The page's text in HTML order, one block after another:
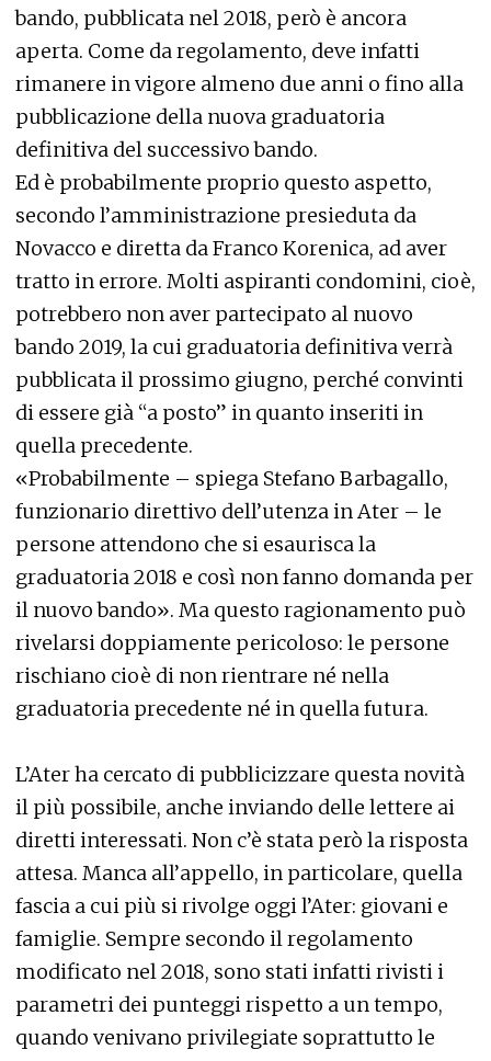
bando, pubblicata nel 2018, però è ancora
aperta. Come da regolamento, deve infatti
rimanere in vigore almeno due anni o fino alla
pubblicazione della nuova graduatoria
definitiva del successivo bando.
Ed è probabilmente proprio questo aspetto,
secondo l’amministrazione presieduta da
Novacco e diretta da Franco Korenica, ad aver
tratto in errore. Molti aspiranti condomini, cioè,
potrebbero non aver partecipato al nuovo
bando 2019, la cui graduatoria definitiva verrà
pubblicata il prossimo giugno, perché convinti
di essere già “a posto” in quanto inseriti in
quella precedente.
«Probabilmente – spiega Stefano Barbagallo,
funzionario direttivo dell’utenza in Ater – le
persone attendono che si esaurisca la
graduatoria 2018 e così non fanno domanda per
il nuovo bando». Ma questo ragionamento può
rivelarsi doppiamente pericoloso: le persone
rischiano cioè di non rientrare né nella
graduatoria precedente né in quella futura.
L’Ater ha cercato di pubblicizzare questa novità
il più possibile, anche inviando delle lettere ai
diretti interessati. Non c’è stata però la risposta
attesa. Manca all’appello, in particolare, quella
fascia a cui più si rivolge oggi l’Ater: giovani e
famiglie. Sempre secondo il regolamento
modificato nel 2018, sono stati infatti rivisti i
parametri dei punteggi rispetto a un tempo,
quando venivano privilegiate soprattutto le